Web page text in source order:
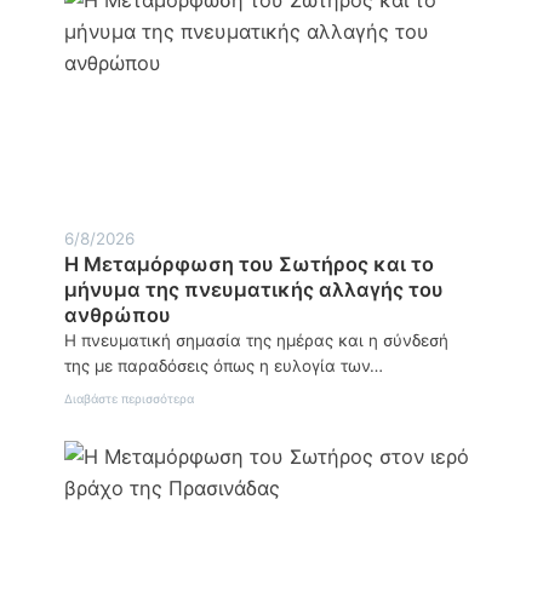
6/8/2026
Η Μεταμόρφωση του Σωτήρος και το
μήνυμα της πνευματικής αλλαγής του
ανθρώπου
Η πνευματική σημασία της ημέρας και η σύνδεσή
της με παραδόσεις όπως η ευλογία των…
Διαβάστε περισσότερα:
του
και